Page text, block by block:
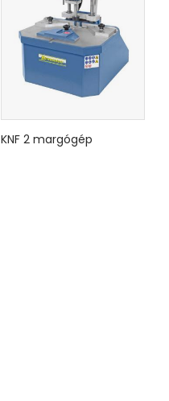
KNF 2 margógép